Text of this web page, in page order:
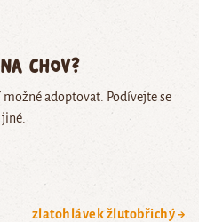
chov?
adoptovat. Podívejte se
zlatohlávek žlutobřichý →